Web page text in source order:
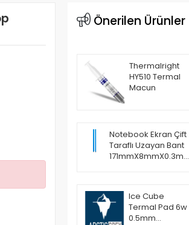
Önerilen Ürünler
Thermalright
HY510 Termal
Macun
Notebook Ekran Çift
Taraflı Uzayan Bant
171mmX8mmX0.3mm
Ice Cube
Termal Pad 6w
0.5mm